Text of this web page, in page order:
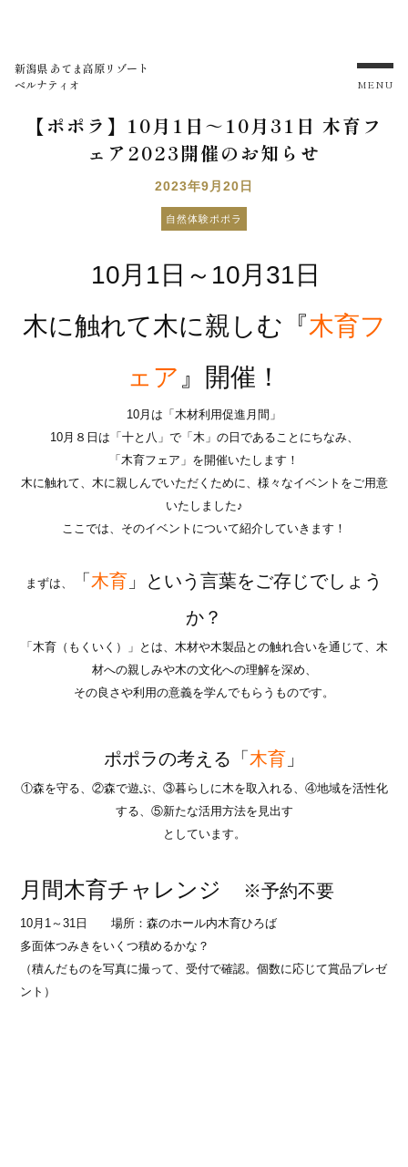
新潟県 あてま高原リゾート
ベルナティオ
MENU
【ポポラ】10月1日～10月31日 木育フ
ェア2023開催のお知らせ
2023年9月20日
自然体験ポポラ
10月1日～10月31日
木に触れて木に親しむ『木育フ
ェア 』開催！
10月は「木材利用促進月間」
10月８日は「十と八」で「木」の日であることにちなみ、
「木育フェア」を開催いたします！
木に触れて、木に親しんでいただくために、様々なイベントをご用意
いたしました♪
ここでは、そのイベントについて紹介していきます！
まずは、­ 「木育 」という言葉をご存じでしょう
か？
「木育（もくいく）」とは、木材や木製品との触れ合いを通じて、木
材への親しみや木の文化への理解を深め、
その良さや利用の意義を学んでもらうものです。
ポポラの考える「木育 」
①森を守る、②森で遊ぶ、③暮らしに木を取入れる、④地域を活性化
する、⑤新たな活用方法を見出す
としています。
月間木育チャレンジ ※予約不要
10月1～31日 場所：森のホール内木育ひろば
多面体つみきをいくつ積めるかな？
（積んだものを写真に撮って、受付で確認。個数に応じて賞品プレゼ
ント）